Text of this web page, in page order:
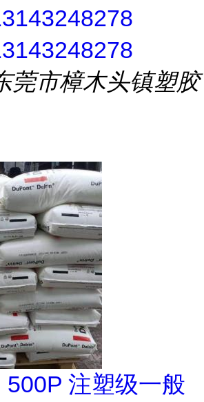
莞市樟木头镇塑胶
500P 注塑级一般